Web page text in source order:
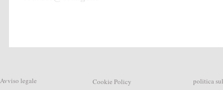
Cookie Policy
Avviso legale politica